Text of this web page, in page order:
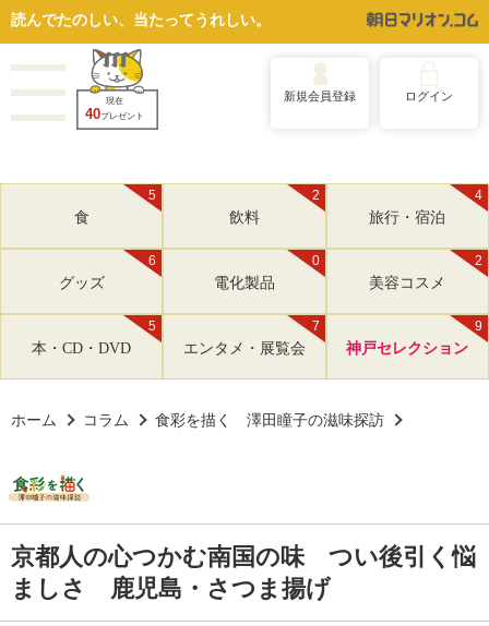
読んでたのしい、当たってうれしい。
現在
40プレゼント
新規会員登録 ログイン
5
食
2
飲料
4
旅行・宿泊
6
グッズ
0
電化製品
2
美容コスメ
5
本・CD・DVD
7
エンタメ・展覧会
9
神戸セレクション
ホーム コラム 食彩を描く 澤田瞳子の滋味探訪
京都人の心つかむ南国の味 つい後引く悩
ましさ 鹿児島・さつま揚げ